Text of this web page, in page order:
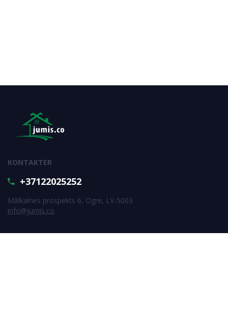
KONTAKTER
+37122025252
Mālkalnes prospekts 6, Ogre, LV-5003
info@jumis.co
SUBSCRIBE